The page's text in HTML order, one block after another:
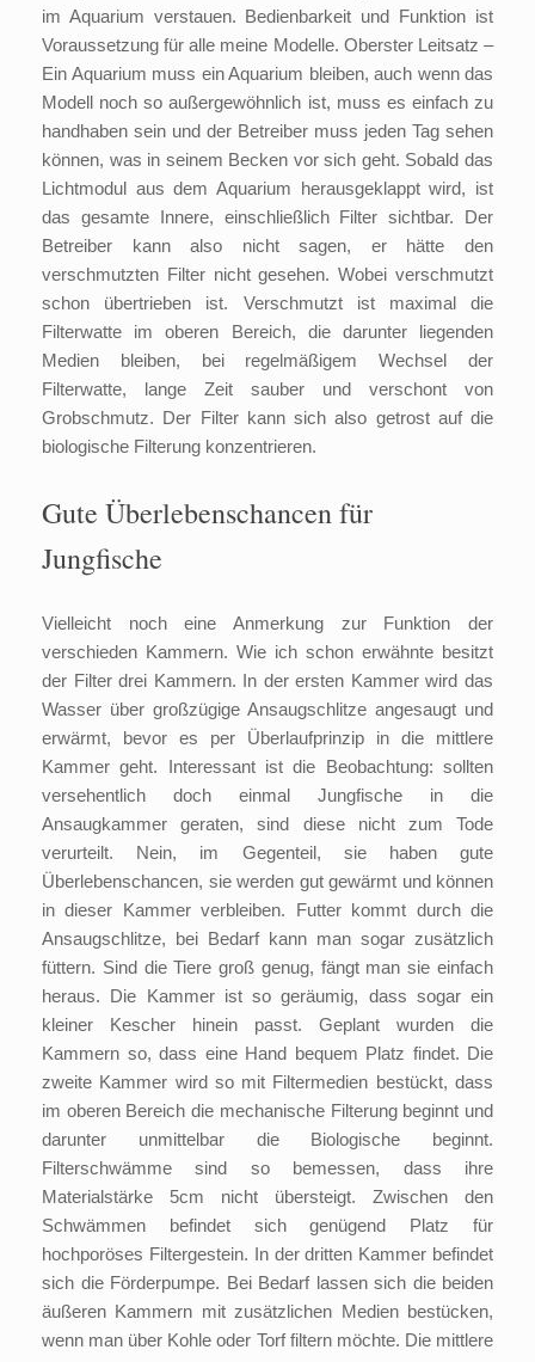
im Aquarium verstauen. Bedienbarkeit und Funktion ist
Voraussetzung für alle meine Modelle. Oberster Leitsatz –
Ein Aquarium muss ein Aquarium bleiben, auch wenn das
Modell noch so außergewöhnlich ist, muss es einfach zu
handhaben sein und der Betreiber muss jeden Tag sehen
können, was in seinem Becken vor sich geht. Sobald das
Lichtmodul aus dem Aquarium herausgeklappt wird, ist
das gesamte Innere, einschließlich Filter sichtbar. Der
Betreiber kann also nicht sagen, er hätte den
verschmutzten Filter nicht gesehen. Wobei verschmutzt
schon übertrieben ist. Verschmutzt ist maximal die
Filterwatte im oberen Bereich, die darunter liegenden
Medien bleiben, bei regelmäßigem Wechsel der
Filterwatte, lange Zeit sauber und verschont von
Grobschmutz. Der Filter kann sich also getrost auf die
biologische Filterung konzentrieren.
Gute Überlebenschancen für
Jungfische
Vielleicht noch eine Anmerkung zur Funktion der
verschieden Kammern. Wie ich schon erwähnte besitzt
der Filter drei Kammern. In der ersten Kammer wird das
Wasser über großzügige Ansaugschlitze angesaugt und
erwärmt, bevor es per Überlaufprinzip in die mittlere
Kammer geht. Interessant ist die Beobachtung: sollten
versehentlich doch einmal Jungfische in die
Ansaugkammer geraten, sind diese nicht zum Tode
verurteilt. Nein, im Gegenteil, sie haben gute
Überlebenschancen, sie werden gut gewärmt und können
in dieser Kammer verbleiben. Futter kommt durch die
Ansaugschlitze, bei Bedarf kann man sogar zusätzlich
füttern. Sind die Tiere groß genug, fängt man sie einfach
heraus. Die Kammer ist so geräumig, dass sogar ein
kleiner Kescher hinein passt. Geplant wurden die
Kammern so, dass eine Hand bequem Platz findet. Die
zweite Kammer wird so mit Filtermedien bestückt, dass
im oberen Bereich die mechanische Filterung beginnt und
darunter unmittelbar die Biologische beginnt.
Filterschwämme sind so bemessen, dass ihre
Materialstärke 5cm nicht übersteigt. Zwischen den
Schwämmen befindet sich genügend Platz für
hochporöses Filtergestein. In der dritten Kammer befindet
sich die Förderpumpe. Bei Bedarf lassen sich die beiden
äußeren Kammern mit zusätzlichen Medien bestücken,
wenn man über Kohle oder Torf filtern möchte. Die mittlere